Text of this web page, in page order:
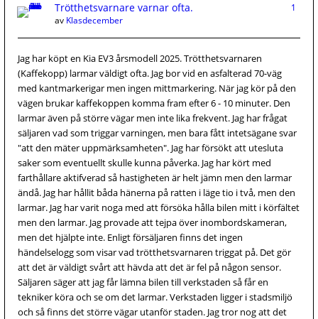
Trötthetsvarnare varnar ofta.
1
av Klasdecember
Jag har köpt en Kia EV3 årsmodell 2025. Trötthetsvarnaren
(Kaffekopp) larmar väldigt ofta. Jag bor vid en asfalterad 70-väg
med kantmarkerigar men ingen mittmarkering. När jag kör på den
vägen brukar kaffekoppen komma fram efter 6 - 10 minuter. Den
larmar även på större vägar men inte lika frekvent. Jag har frågat
säljaren vad som triggar varningen, men bara fått intetsägane svar
"att den mäter uppmärksamheten". Jag har försökt att utesluta
saker som eventuellt skulle kunna påverka. Jag har kört med
farthållare aktifverad så hastigheten är helt jämn men den larmar
ändå. Jag har hållit båda hänerna på ratten i läge tio i två, men den
larmar. Jag har varit noga med att försöka hålla bilen mitt i körfältet
men den larmar. Jag provade att tejpa över inombordskameran,
men det hjälpte inte. Enligt försäljaren finns det ingen
händelselogg som visar vad trötthetsvarnaren triggat på. Det gör
att det är väldigt svårt att hävda att det är fel på någon sensor.
Säljaren säger att jag får lämna bilen till verkstaden så får en
tekniker köra och se om det larmar. Verkstaden ligger i stadsmiljö
och så finns det större vägar utanför staden. Jag tror nog att det